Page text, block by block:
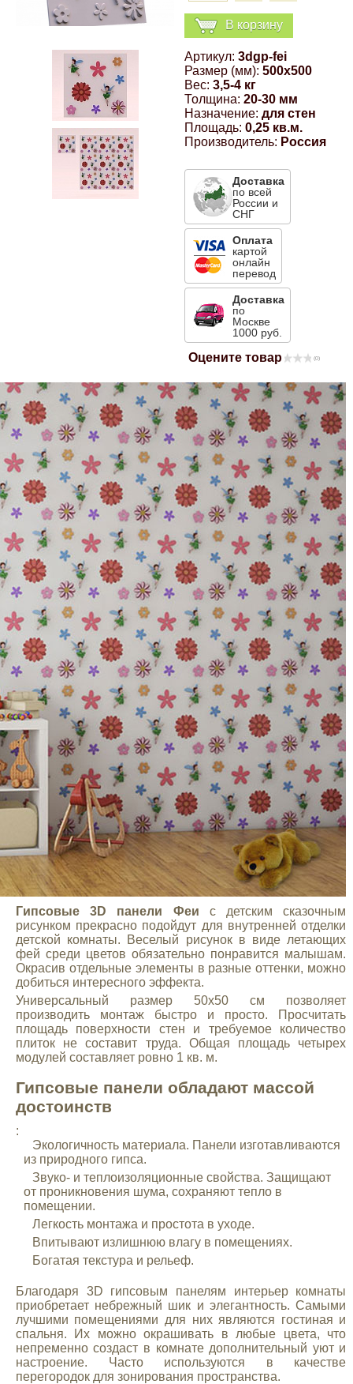
В корзину
Артикул: 3dgp-fei
Размер (мм): 500x500
Вес: 3,5-4 кг
Толщина: 20-30 мм
Назначение: для стен
Площадь: 0,25 кв.м.
Производитель: Россия
Доставка
по всей
России и
СНГ
Оплата
картой
онлайн
перевод
Доставка
по
Москве
1000 руб.
Оцените товар (0)
Гипсовые 3D панели Феи с детским сказочным
рисунком прекрасно подойдут для внутренней отделки
детской комнаты. Веселый рисунок в виде летающих
фей среди цветов обязательно понравится малышам.
Окрасив отдельные элементы в разные оттенки, можно
добиться интересного эффекта.
Универсальный размер 50х50 см позволяет
производить монтаж быстро и просто. Просчитать
площадь поверхности стен и требуемое количество
плиток не составит труда. Общая площадь четырех
модулей составляет ровно 1 кв. м.
Гипсовые панели обладают массой
достоинств
:
Экологичность материала. Панели изготавливаются
из природного гипса.
Звуко- и теплоизоляционные свойства. Защищают
от проникновения шума, сохраняют тепло в
помещении.
Легкость монтажа и простота в уходе.
Впитывают излишнюю влагу в помещениях.
Богатая текстура и рельеф.
Благодаря 3D гипсовым панелям интерьер комнаты
приобретает небрежный шик и элегантность. Самыми
лучшими помещениями для них являются гостиная и
спальня. Их можно окрашивать в любые цвета, что
непременно создаст в комнате дополнительный уют и
настроение. Часто используются в качестве
перегородок для зонирования пространства.
Компрессионные фитинги Poliext
Honda
Opel
Renault
Suzuki
Toyota
Volkswagen
УАЗ
Дополнительные товары
Шпатлевки, штукатурки
Эмали универсальные акриловые
Грунтовки, защитные лаки
Магнитные панели на холодильник